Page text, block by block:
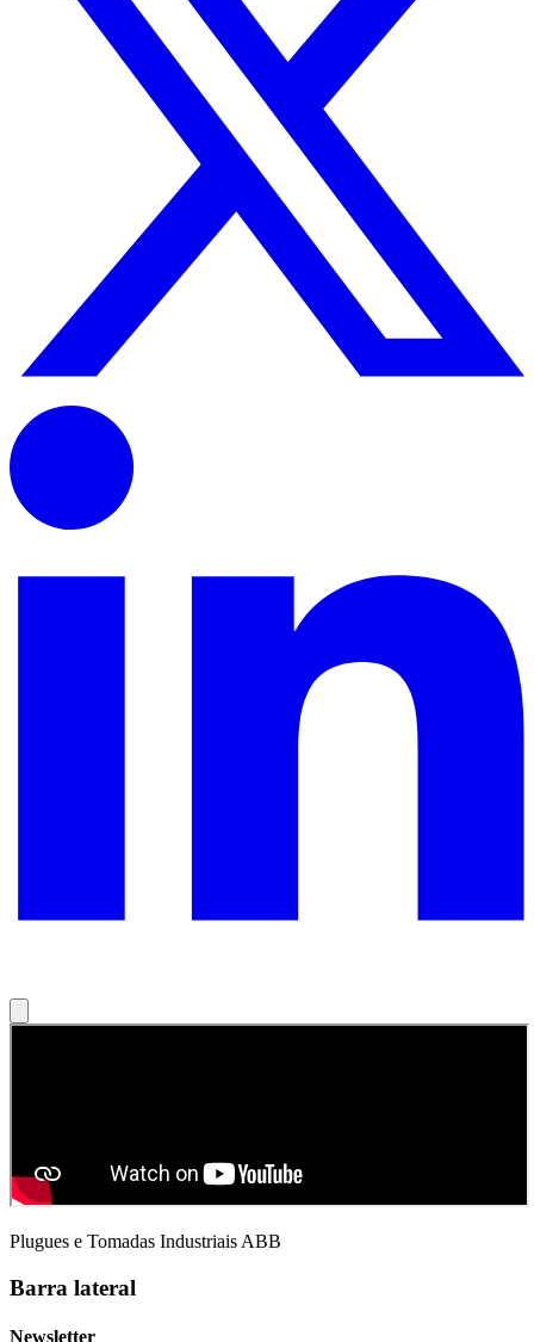
Plugues e Tomadas Industriais ABB
Barra lateral
Newsletter